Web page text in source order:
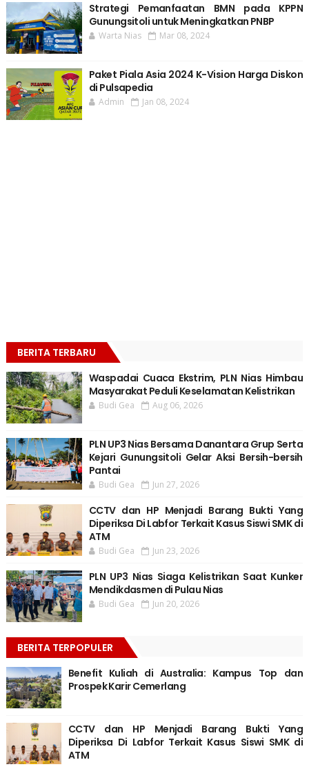
Strategi Pemanfaatan BMN pada KPPN
Gunungsitoli untuk Meningkatkan PNBP
Warta Nias Mar 08, 2024
Paket Piala Asia 2024 K-Vision Harga Diskon
di Pulsapedia
Admin Jan 08, 2024
BERITA TERBARU
Waspadai Cuaca Ekstrim, PLN Nias Himbau
Masyarakat Peduli Keselamatan Kelistrikan
Budi Gea Aug 06, 2026
PLN UP3 Nias Bersama Danantara Grup Serta
Kejari Gunungsitoli Gelar Aksi Bersih-bersih
Pantai
Budi Gea Jun 27, 2026
CCTV dan HP Menjadi Barang Bukti Yang
Diperiksa Di Labfor Terkait Kasus Siswi SMK di
ATM
Budi Gea Jun 23, 2026
PLN UP3 Nias Siaga Kelistrikan Saat Kunker
Mendikdasmen di Pulau Nias
Budi Gea Jun 20, 2026
BERITA TERPOPULER
Benefit Kuliah di Australia: Kampus Top dan
Prospek Karir Cemerlang
CCTV dan HP Menjadi Barang Bukti Yang
Diperiksa Di Labfor Terkait Kasus Siswi SMK di
ATM